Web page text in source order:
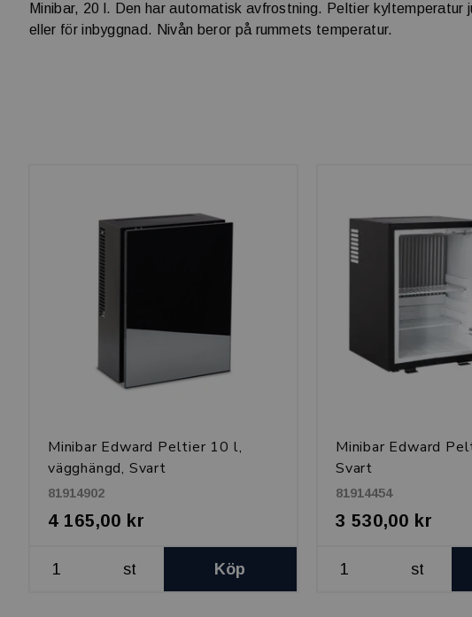
Minibar, 20 l. Den har automatisk avfrostning. Peltier
eller för inbyggnad. Nivån beror på rummets temperatur.
Minibar Edward Peltier 10 l,
vägghängd, Svart
81914902
4 165,00 kr
st Köp
Minibar Edward
Svart
81914454
3 530,00 kr
st